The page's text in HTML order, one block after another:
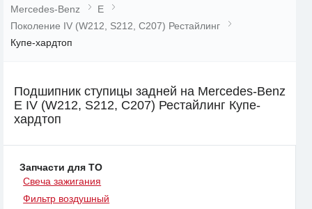
Mercedes-Benz
E
Поколение IV (W212, S212, C207) Рестайлинг
Купе-хардтоп
Подшипник ступицы задней на Mercedes-Benz
E IV (W212, S212, C207) Рестайлинг Купе-
хардтоп
Запчасти для ТО
Свеча зажигания
Фильтр воздушный